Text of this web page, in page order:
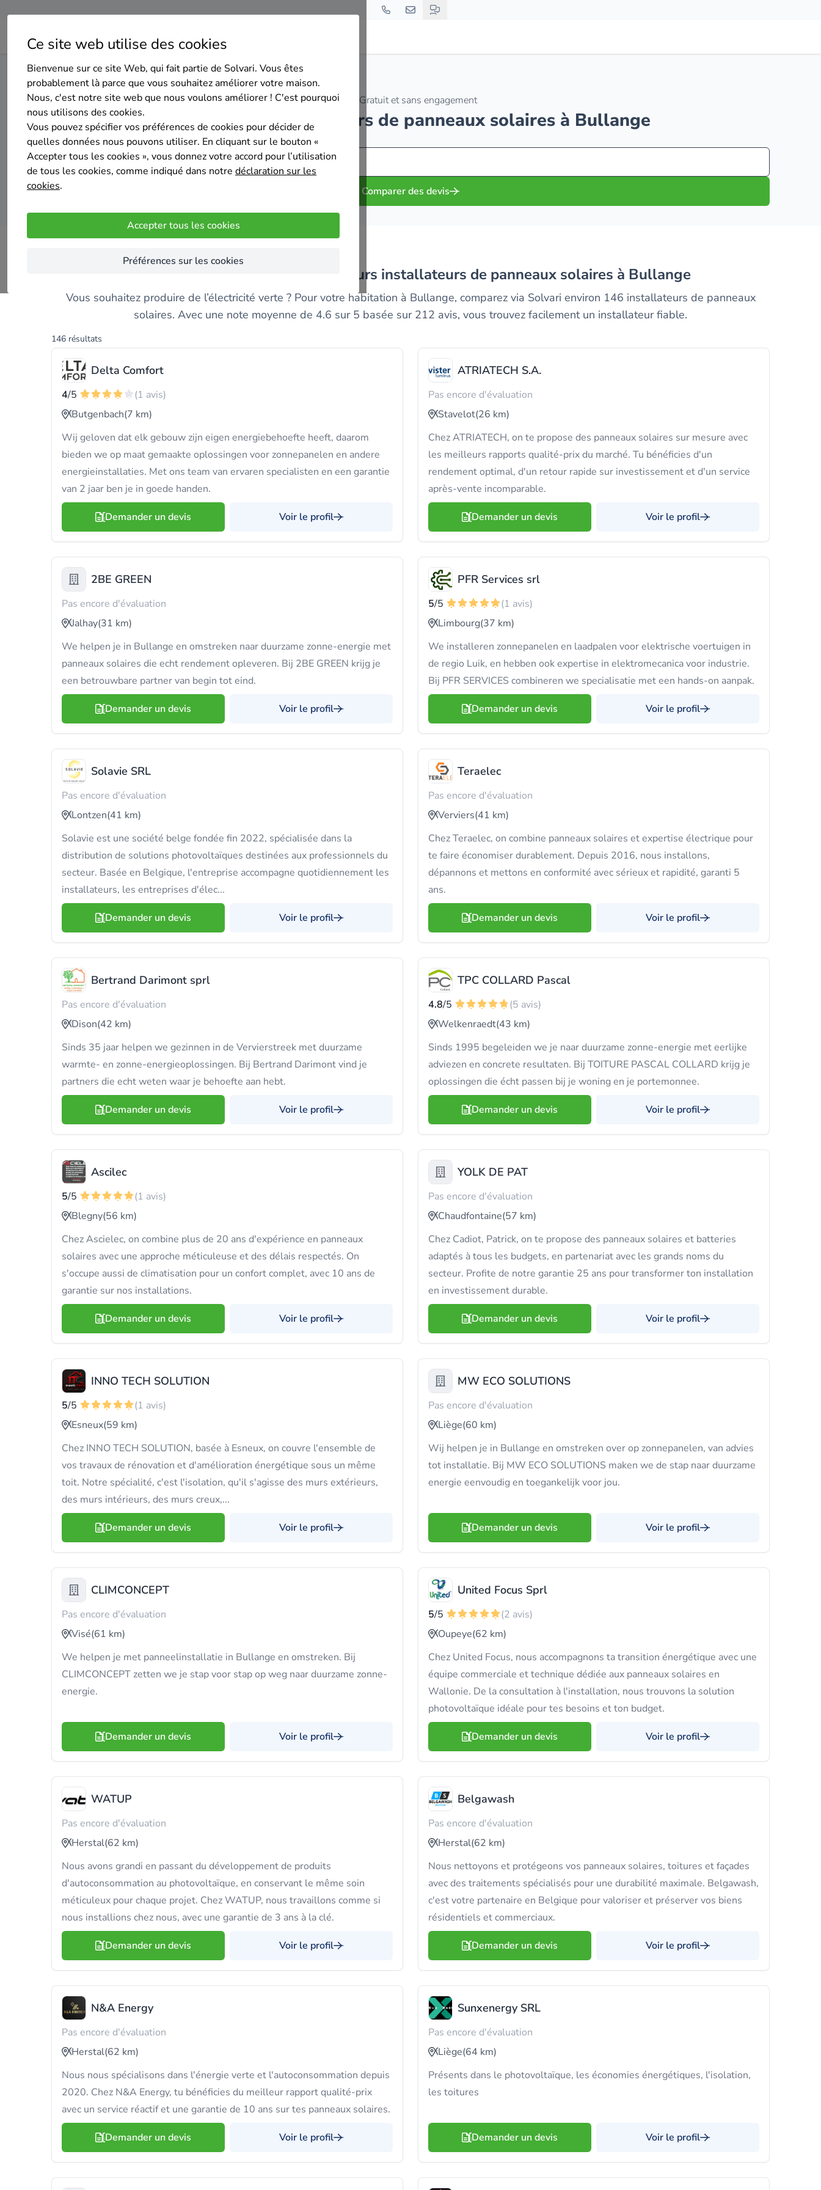
Ce site web utilise des cookies
Bienvenue sur ce site Web, qui fait partie de Solvari. Vous êtes
probablement là parce que vous souhaitez améliorer votre maison.
Nous, c'est notre site web que nous voulons améliorer ! C'est pourquoi
nous utilisons des cookies.
Vous pouvez spécifier vos préférences de cookies pour décider de
quelles données nous pouvons utiliser. En cliquant sur le bouton «
Accepter tous les cookies », vous donnez votre accord pour l’utilisation
de tous les cookies, comme indiqué dans notre déclaration sur les
cookies.
Accepter tous les cookies
Préférences sur les cookies
Home Panneaux solaires Liège Bullange
Gratuit et sans engagement
Top 20 des installateurs de panneaux solaires à Bullange
Comparer des devis
Découvrez et comparez les meilleurs installateurs de panneaux solaires à Bullange
Vous souhaitez produire de l’électricité verte ? Pour votre habitation à Bullange, comparez via Solvari environ 146 installateurs de panneaux
solaires. Avec une note moyenne de 4.6 sur 5 basée sur 212 avis, vous trouvez facilement un installateur fiable.
146 résultats
Delta Comfort
4/5
(1 avis)
Butgenbach(7 km)
Wij geloven dat elk gebouw zijn eigen energiebehoefte heeft, daarom
bieden we op maat gemaakte oplossingen voor zonnepanelen en andere
energieinstallaties. Met ons team van ervaren specialisten en een garantie
van 2 jaar ben je in goede handen.
Demander un devis Voir le profil
ATRIATECH S.A.
Pas encore d'évaluation
Stavelot(26 km)
Chez ATRIATECH, on te propose des panneaux solaires sur mesure avec
les meilleurs rapports qualité-prix du marché. Tu bénéficies d'un
rendement optimal, d'un retour rapide sur investissement et d'un service
après-vente incomparable.
Demander un devis Voir le profil
2BE GREEN
Pas encore d'évaluation
Jalhay(31 km)
We helpen je in Bullange en omstreken naar duurzame zonne-energie met
panneaux solaires die echt rendement opleveren. Bij 2BE GREEN krijg je
een betrouwbare partner van begin tot eind.
Demander un devis Voir le profil
PFR Services srl
5/5
(1 avis)
Limbourg(37 km)
We installeren zonnepanelen en laadpalen voor elektrische voertuigen in
de regio Luik, en hebben ook expertise in elektromecanica voor industrie.
Bij PFR SERVICES combineren we specialisatie met een hands-on aanpak.
Demander un devis Voir le profil
Solavie SRL
Pas encore d'évaluation
Lontzen(41 km)
Solavie est une société belge fondée fin 2022, spécialisée dans la
distribution de solutions photovoltaïques destinées aux professionnels du
secteur. Basée en Belgique, l'entreprise accompagne quotidiennement les
installateurs, les entreprises d'élec...
Demander un devis Voir le profil
Teraelec
Pas encore d'évaluation
Verviers(41 km)
Chez Teraelec, on combine panneaux solaires et expertise électrique pour
te faire économiser durablement. Depuis 2016, nous installons,
dépannons et mettons en conformité avec sérieux et rapidité, garanti 5
ans.
Demander un devis Voir le profil
Bertrand Darimont sprl
Pas encore d'évaluation
Dison(42 km)
Sinds 35 jaar helpen we gezinnen in de Vervierstreek met duurzame
warmte- en zonne-energieoplossingen. Bij Bertrand Darimont vind je
partners die echt weten waar je behoefte aan hebt.
Demander un devis Voir le profil
TPC COLLARD Pascal
4.8/5
(5 avis)
Welkenraedt(43 km)
Sinds 1995 begeleiden we je naar duurzame zonne-energie met eerlijke
adviezen en concrete resultaten. Bij TOITURE PASCAL COLLARD krijg je
oplossingen die écht passen bij je woning en je portemonnee.
Demander un devis Voir le profil
Ascilec
5/5
(1 avis)
Blegny(56 km)
Chez Ascielec, on combine plus de 20 ans d'expérience en panneaux
solaires avec une approche méticuleuse et des délais respectés. On
s'occupe aussi de climatisation pour un confort complet, avec 10 ans de
garantie sur nos installations.
Demander un devis Voir le profil
YOLK DE PAT
Pas encore d'évaluation
Chaudfontaine(57 km)
Chez Cadiot, Patrick, on te propose des panneaux solaires et batteries
adaptés à tous les budgets, en partenariat avec les grands noms du
secteur. Profite de notre garantie 25 ans pour transformer ton installation
en investissement durable.
Demander un devis Voir le profil
INNO TECH SOLUTION
5/5
(1 avis)
Esneux(59 km)
Chez INNO TECH SOLUTION, basée à Esneux, on couvre l'ensemble de
vos travaux de rénovation et d'amélioration énergétique sous un même
toit. Notre spécialité, c'est l'isolation, qu'il s'agisse des murs extérieurs,
des murs intérieurs, des murs creux,...
Demander un devis Voir le profil
MW ECO SOLUTIONS
Pas encore d'évaluation
Liège(60 km)
Wij helpen je in Bullange en omstreken over op zonnepanelen, van advies
tot installatie. Bij MW ECO SOLUTIONS maken we de stap naar duurzame
energie eenvoudig en toegankelijk voor jou.
Demander un devis Voir le profil
CLIMCONCEPT
Pas encore d'évaluation
Visé(61 km)
We helpen je met panneelinstallatie in Bullange en omstreken. Bij
CLIMCONCEPT zetten we je stap voor stap op weg naar duurzame zonne-
energie.
Demander un devis Voir le profil
United Focus Sprl
5/5
(2 avis)
Oupeye(62 km)
Chez United Focus, nous accompagnons ta transition énergétique avec une
équipe commerciale et technique dédiée aux panneaux solaires en
Wallonie. De la consultation à l'installation, nous trouvons la solution
photovoltaïque idéale pour tes besoins et ton budget.
Demander un devis Voir le profil
WATUP
Pas encore d'évaluation
Herstal(62 km)
Nous avons grandi en passant du développement de produits
d'autoconsommation au photovoltaïque, en conservant le même soin
méticuleux pour chaque projet. Chez WATUP, nous travaillons comme si
nous installions chez nous, avec une garantie de 3 ans à la clé.
Demander un devis Voir le profil
Belgawash
Pas encore d'évaluation
Herstal(62 km)
Nous nettoyons et protégeons vos panneaux solaires, toitures et façades
avec des traitements spécialisés pour une durabilité maximale. Belgawash,
c'est votre partenaire en Belgique pour valoriser et préserver vos biens
résidentiels et commerciaux.
Demander un devis Voir le profil
N&A Energy
Pas encore d'évaluation
Herstal(62 km)
Nous nous spécialisons dans l'énergie verte et l'autoconsommation depuis
2020. Chez N&A Energy, tu bénéficies du meilleur rapport qualité-prix
avec un service réactif et une garantie de 10 ans sur tes panneaux solaires.
Demander un devis Voir le profil
Sunxenergy SRL
Pas encore d'évaluation
Liège(64 km)
Présents dans le photovoltaïque, les économies énergétiques, l'isolation,
les toitures
Demander un devis Voir le profil